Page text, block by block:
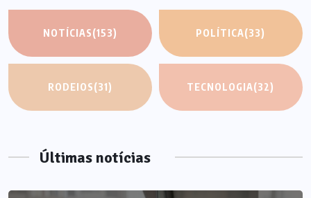
NOTÍCIAS(153) POLÍTICA(33)
RODEIOS(31) TECNOLOGIA(32)
Últimas notícias